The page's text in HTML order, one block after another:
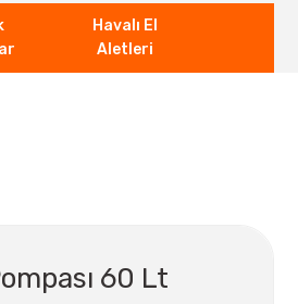
Havalı El
Aletleri
60 Lt